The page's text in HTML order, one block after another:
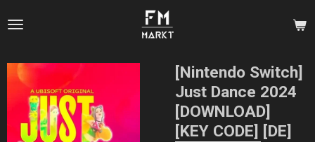
Hauptinhalt
[Nintendo Switch]
Just Dance 2024
[DOWNLOAD]
[KEY CODE] [DE]